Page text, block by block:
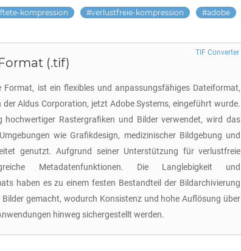
kompression verlustfreie-kompression adobe
(.tif)
Format, ist ein flexibles und anpassungsfähiges Dateiformat,
Aldus Corporation, jetzt Adobe Systems, eingeführt wurde.
hochwertiger Rastergrafiken und Bilder verwendet, wird das
wie Grafikdesign, medizinischer Bildgebung und
genutzt. Aufgrund seiner Unterstützung für verlustfreie
Metadatenfunktionen. Die Langlebigkeit und
haben es zu einem festen Bestandteil der Bildarchivierung
gemacht, wodurch Konsistenz und hohe Auflösung über
hinweg sichergestellt werden.
TIF Converter